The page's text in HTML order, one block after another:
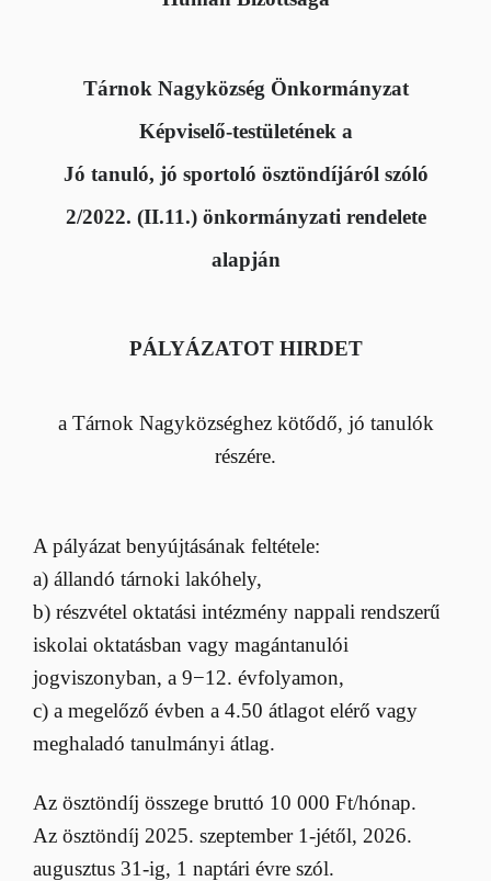
Tárnok Nagyközség Önkormányzat
Képviselő-testületének a
Jó tanuló, jó sportoló ösztöndíjáról szóló
2/2022. (II.11.) önkormányzati rendelete
alapján
PÁLYÁZATOT HIRDET
a Tárnok Nagyközséghez kötődő, jó tanulók
részére.
A pályázat benyújtásának feltétele:
a) állandó tárnoki lakóhely,
b) részvétel oktatási intézmény nappali rendszerű
iskolai oktatásban vagy magántanulói
jogviszonyban, a 9−12. évfolyamon,
c) a megelőző évben a 4.50 átlagot elérő vagy
meghaladó tanulmányi átlag.
Az ösztöndíj összege bruttó 10 000 Ft/hónap.
Az ösztöndíj 2025. szeptember 1-jétől, 2026.
augusztus 31-ig, 1 naptári évre szól.